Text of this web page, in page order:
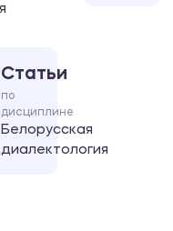
Статьи
по
дисциплине
Белорусская
диалектология